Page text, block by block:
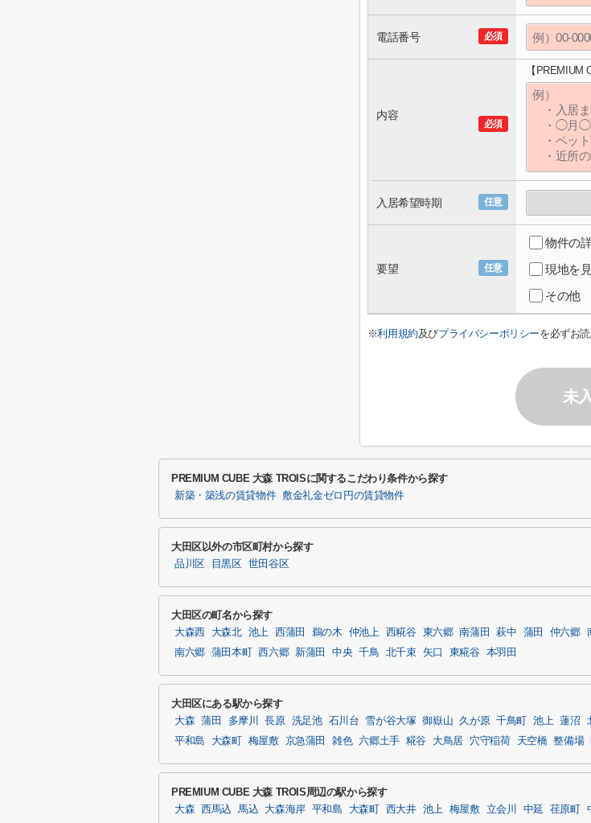
必須
電話番号
必須
内容
【PREMIUM
任意
入居希望時期
任意
要望
物件の
現地を
その他
※利用規約及びプライバシーポリシーを必ずお
未
PREMIUM CUBE 大森 TROISに関するこだわり条件から探す
新築・築浅の賃貸物件 敷金礼金ゼロ円の賃貸物件
大田区以外の市区町村から探す
品川区 目黒区 世田谷区
大田区の町名から探す
大森西 大森北 池上 西蒲田 鵜の木 仲池上 西糀谷 東六郷 南蒲田 萩中 蒲田 仲六郷
南六郷 蒲田本町 西六郷 新蒲田 中央 千鳥 北千束 矢口 東糀谷 本羽田
大田区にある駅から探す
大森 蒲田 多摩川 長原 洗足池 石川台 雪が谷大塚 御嶽山 久が原 千鳥町 池上 蓮沼
平和島
大森町 梅屋敷 京急蒲田 雑色 六郷土手 糀谷 大鳥居 穴守稲荷 天空橋 整備場
PREMIUM CUBE 大森 TROIS周辺の駅から探す
大森 西馬込 馬込 大森海岸 平和島 大森町 西大井 池上 梅屋敷 立会川 中延 荏原町